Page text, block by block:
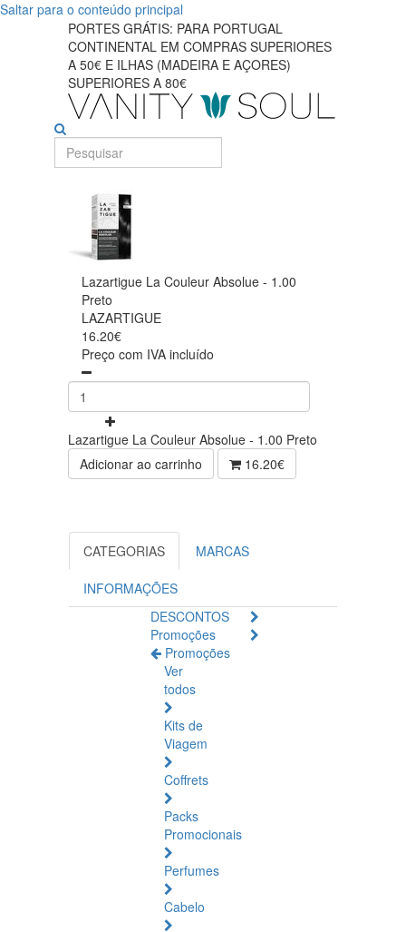
Saltar para o conteúdo principal
PORTES GRÁTIS: PARA PORTUGAL
CONTINENTAL EM COMPRAS SUPERIORES
A 50€ E ILHAS (MADEIRA E AÇORES)
SUPERIORES A 80€
Lazartigue La Couleur Absolue - 1.00
Preto
LAZARTIGUE
16.20€
Preço com IVA incluído
Lazartigue La Couleur Absolue - 1.00 Preto
Adicionar ao carrinho
16.20€
CATEGORIAS MARCAS
INFORMAÇÕES
DESCONTOS
Promoções
Promoções
Ver
todos
Kits de
Viagem
Coffrets
Packs
Promocionais
Perfumes
Cabelo